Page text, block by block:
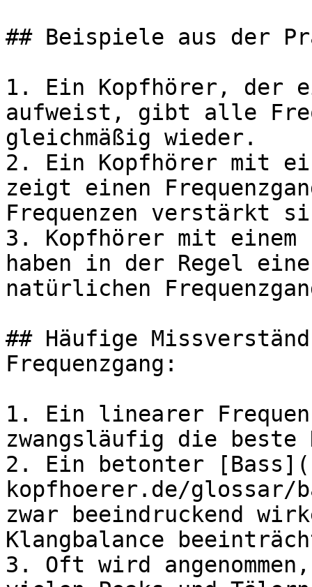
## Beispiele aus der
1. Ein Kopfhörer, der
aufweist, gibt alle
gleichmäßig wieder.
2. Ein Kopfhörer mit
zeigt einen
Frequenzen verstärkt
3. Kopfhörer mit einem
haben in der Regel
natürlichen
## Häufige
Frequenzgang:
1. Ein linearer
zwangsläufig die
2. Ein betonter
kopfhoerer.de/glossar/
zwar beeindruckend
Klangbalance
3. Oft wird